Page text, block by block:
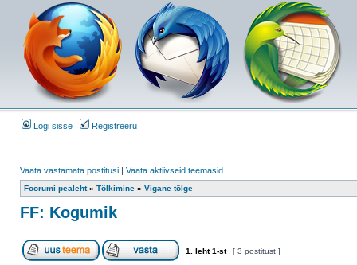
Logi sisse Registreeru
Vaata vastamata postitusi | Vaata aktiivseid teemasid
Foorumi pealeht» Tõlkimine » Vigane tõlge
FF: Kogumik
1 . leht1-st [ 3 postitust ]